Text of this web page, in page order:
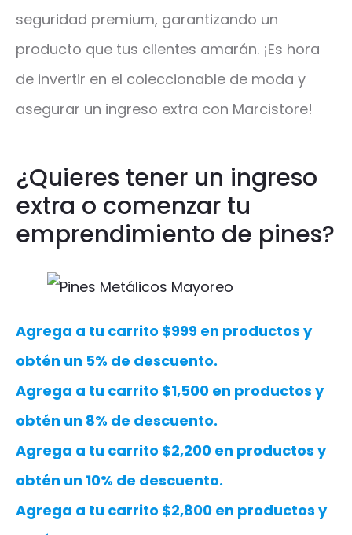
seguridad premium, garantizando un
producto que tus clientes amarán. ¡Es hora
de invertir en el coleccionable de moda y
asegurar un ingreso extra con Marcistore!
¿Quieres tener un ingreso
extra o comenzar tu
emprendimiento de pines?
Agrega a tu carrito $999 en productos y
obtén un 5% de descuento.
Agrega a tu carrito $1,500 en productos y
obtén un 8% de descuento.
Agrega a tu carrito $2,200 en productos y
obtén un 10% de descuento.
Agrega a tu carrito $2,800 en productos y